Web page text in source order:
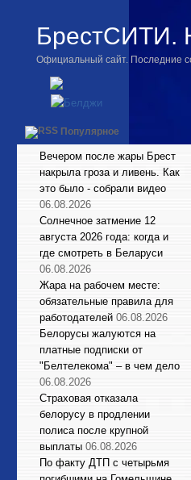
БрестСИТИ.
Официальный сайт. Последние
Популярное
Вечером после жары Брест
накрыла гроза и ливень. Как
это было - собрали видео
06.08.2026
Солнечное затмение 12
августа 2026 года: когда и
где смотреть в Беларуси
06.08.2026
Жара на рабочем месте:
обязательные правила для
работодателей 06.08.2026
Белорусы жалуются на
платные подписки от
"Белтелекома" – в чем дело
06.08.2026
Страховая отказала
белорусу в продлении
полиса после крупной
выплаты 06.08.2026
По факту ДТП с четырьмя